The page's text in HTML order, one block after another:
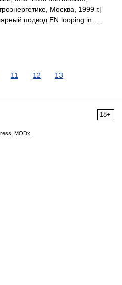
Москва, 1999 г.]
подвод EN looping in …
11 12 13
18+
MODx.